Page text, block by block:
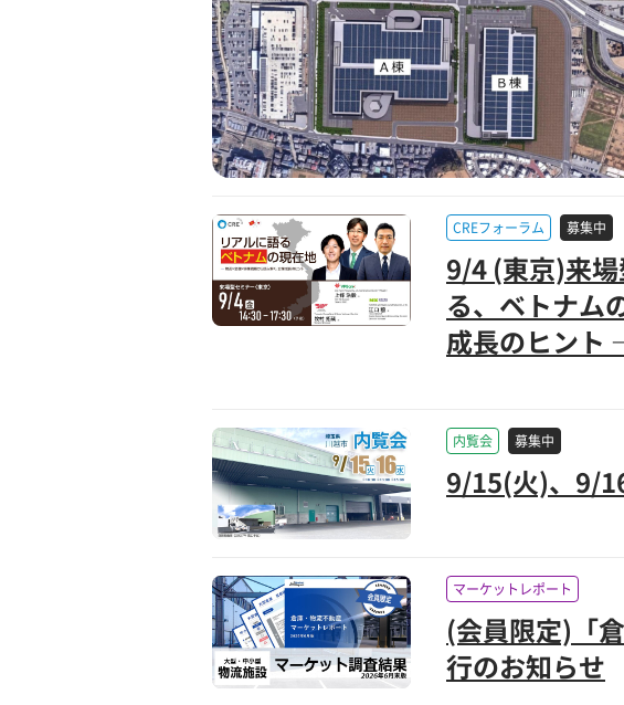
CREフォーラム 募集中
9/4 (東京)来
る、ベトナ
成長のヒント
内覧会 募集中
9/15(火)、9/
マーケットレポート
(会員限定)「
行のお知らせ